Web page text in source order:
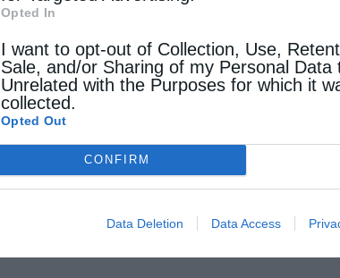
Opted In
I want to opt-out of Collection, Use,
Sale, and/or Sharing of my Personal Data
Unrelated with the Purposes for which it
collected.
Opted Out
CONFIRM
Data Deletion Data Access